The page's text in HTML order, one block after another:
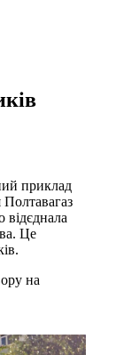
приклад
Полтавагаз
відєднала
Це
на